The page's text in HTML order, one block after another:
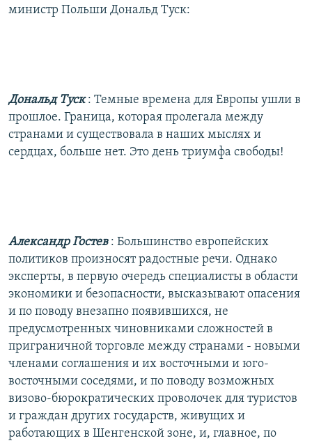
министр Польши Дональд Туск:
Дональд Туск: Темные времена для Европы ушли в
прошлое. Граница, которая пролегала между
странами и существовала в наших мыслях и
сердцах, больше нет. Это день триумфа свободы!
Александр Гостев : Большинство европейских
политиков произносят радостные речи. Однако
эксперты, в первую очередь специалисты в области
экономики и безопасности, высказывают опасения
и по поводу внезапно появившихся, не
предусмотренных чиновниками сложностей в
приграничной торговле между странами - новыми
членами соглашения и их восточными и юго-
восточными соседями, и по поводу возможных
визово-бюрократических проволочек для туристов
и граждан других государств, живущих и
работающих в Шенгенской зоне, и, главное, по